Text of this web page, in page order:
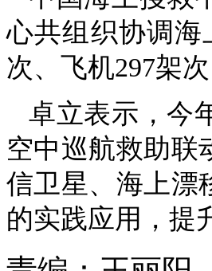
心共组织协调海
次、飞机297架次
卓立表示，今
空中巡航救助联
信卫星、海上漂
的实践应用，提